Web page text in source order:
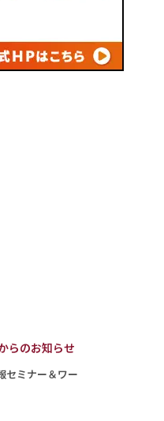
らのお知らせ
ミナー＆ワー